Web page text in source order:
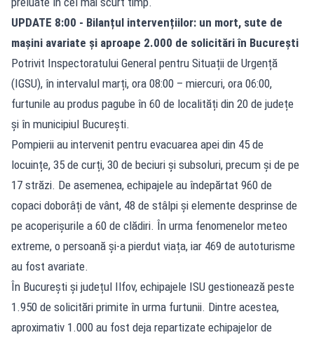
UPDATE 8:00 - Bilanțul intervențiilor: un mort, sute de
mașini avariate și aproape 2.000 de solicitări în București
Potrivit Inspectoratului General pentru Situații de Urgență
(IGSU), în intervalul marți, ora 08:00 – miercuri, ora 06:00,
furtunile au produs pagube în 60 de localități din 20 de județe
și în municipiul București.
Pompierii au intervenit pentru evacuarea apei din 45 de
locuințe, 35 de curți, 30 de beciuri și subsoluri, precum și de pe
17 străzi. De asemenea, echipajele au îndepărtat 960 de
copaci doborâți de vânt, 48 de stâlpi și elemente desprinse de
pe acoperișurile a 60 de clădiri. În urma fenomenelor meteo
extreme, o persoană și-a pierdut viața, iar 469 de autoturisme
au fost avariate.
În București și județul Ilfov, echipajele ISU gestionează peste
1.950 de solicitări primite în urma furtunii. Dintre acestea,
aproximativ 1.000 au fost deja repartizate echipajelor de